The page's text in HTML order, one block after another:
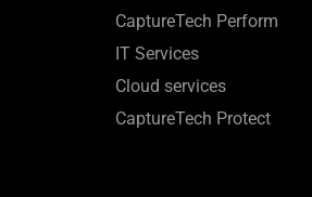
CaptureTech Perform
IT Services
Cloud services
CaptureTech Protect